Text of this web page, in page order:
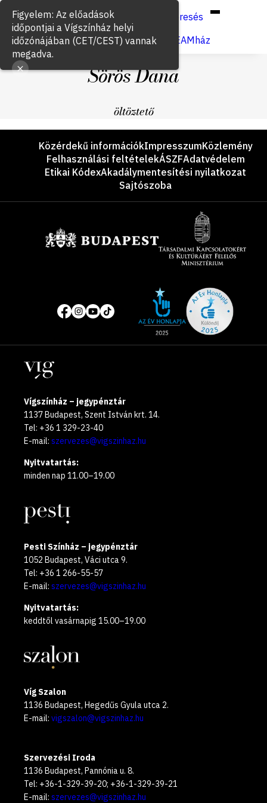
Keresés
Jegyvásárlás
VígSTREAMház
Sörös Dana
öltöztető
LáblécKözérdekű információkImpresszumKözlemény
Felhasználási feltételekÁSZFAdatvédelem
Etikai KódexAkadálymentesítési nyilatkozat
Sajtószoba
Közösségi
média
oldalak
of
year
Helyszínek
Vígszínház – jegypénztár
1137 Budapest, Szent István krt. 14.
Tel: +36 1 329-23-40
E-mail: szervezes@vigszinhaz.hu
Nyitvatartás:
minden nap 11.00–19.00
Pesti Színház – jegypénztár
1052 Budapest, Váci utca 9.
Tel: +36 1 266-55-57
E-mail: szervezes@vigszinhaz.hu
Nyitvatartás:
keddtől vasárnapig 15.00–19.00
Víg Szalon
1136 Budapest, Hegedűs Gyula utca 2.
E-mail: vigszalon@vigszinhaz.hu
Szervezési Iroda
1136 Budapest, Pannónia u. 8.
Tel: +36-1-329-39-20; +36-1-329-39-21
E-mail: szervezes@vigszinhaz.hu
Figyelem: Az előadások
időpontjai a Vígszínház helyi
időzónájában (CET/CEST) vannak
megadva.